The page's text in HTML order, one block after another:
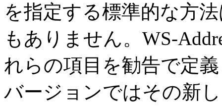
を指定する標準的な方
もありません。WS-
れらの項目を勧告で定
バージョンではその新